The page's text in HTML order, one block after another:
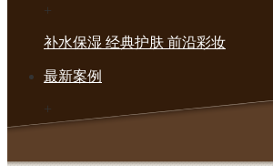
+
补水保湿 经典护肤 前沿彩妆
最新案例
+